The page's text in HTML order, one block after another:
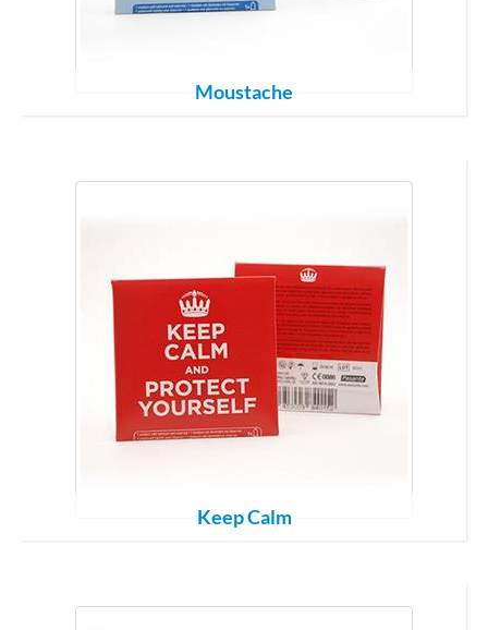
Moustache
Keep Calm